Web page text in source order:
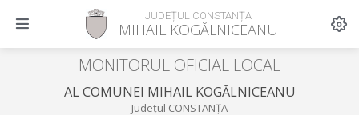
JUDEȚUL CONSTANȚA
MIHAIL KOGĂLNICEANU
MONITORUL OFICIAL LOCAL
AL COMUNEI MIHAIL KOGĂLNICEANU
Județul CONSTANȚA